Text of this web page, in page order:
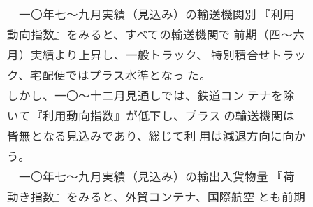
一〇年七〜九月実績（見込み）の輸送機関別 『利用
動向指数』をみると、すべての輸送機関で 前期（四〜六
月）実績より上昇し、一般トラック、 特別積合せトラッ
ク、宅配便ではプラス水準となっ た。
しかし、一〇〜十二月見通しでは、鉄道コン テナを除
いて『利用動向指数』が低下し、プラス の輸送機関は
皆無となる見込みであり、総じて利 用は減退方向に向か
う。
一〇年七〜九月実績（見込み）の輸出入貨物量 『荷
動き指数』をみると、外貿コンテナ、国際航空 とも前期